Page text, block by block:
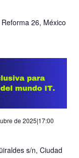
26, México
de 2025|17:00
s/n, Ciudad